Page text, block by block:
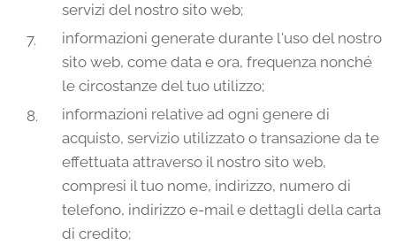
servizi del nostro sito web;
informazioni generate durante l'uso del nostro
sito web, come data e ora, frequenza nonché
le circostanze del tuo utilizzo;
informazioni relative ad ogni genere di
acquisto, servizio utilizzato o transazione da te
effettuata attraverso il nostro sito web,
compresi il tuo nome, indirizzo, numero di
telefono, indirizzo e-mail e dettagli della carta
di credito;